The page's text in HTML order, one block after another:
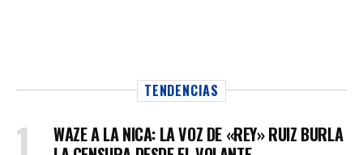
TENDENCIAS
WAZE A LA NICA: LA VOZ DE «REY» RUIZ BURLA